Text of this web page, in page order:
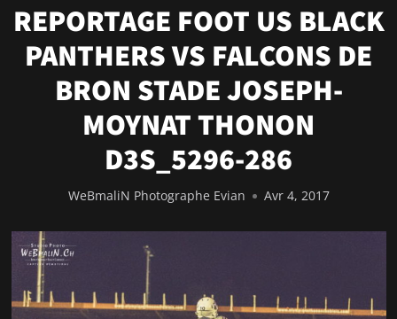
REPORTAGE FOOT US BLACK
PANTHERS VS FALCONS DE
BRON STADE JOSEPH-
MOYNAT THONON
D3S_5296-286
WeBmaliN Photographe Evian Avr 4, 2017